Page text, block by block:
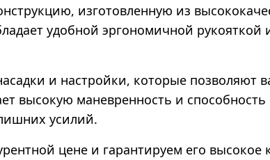
изготовленную из
удобной эргономичной
и настройки, которые
высокую маневренность и
усилий.
цене и гарантируем его высокое